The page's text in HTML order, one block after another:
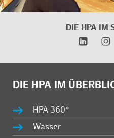
DIE HPA IM
DIE HPA IM
HPA 360°
Wasser